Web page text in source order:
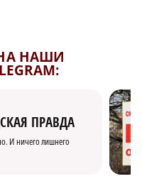
НАШИ
ПРАВДА
И ничего лишнего